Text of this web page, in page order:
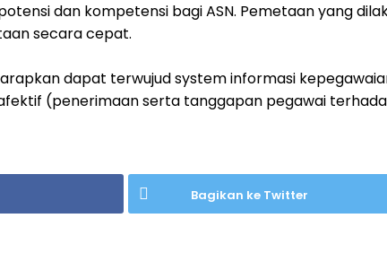
dan kompetensi bagi ASN. Pemetaan yang
secara cepat.
dapat terwujud system informasi
(penerimaan serta tanggapan pegawai
Bagikan ke Twitter